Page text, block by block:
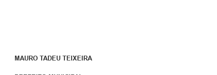
MAURO TADEU TEIXEIRA